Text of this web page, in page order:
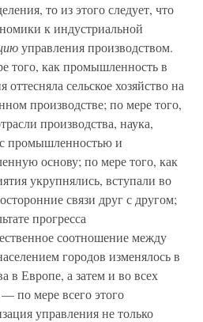
то из этого следует, что
к индустриальной
управления производством.
того, как промышленность в
оттесняла сельское хозяйство на
производстве; по мере того,
производства, наука,
промышленностью и
основу; по мере того, как
укрупнялись, вступали во
связи друг с другом;
прогресса
соотношение между
городов изменялось в
в Европе, а затем и во всех
по мере всего этого
управления не только